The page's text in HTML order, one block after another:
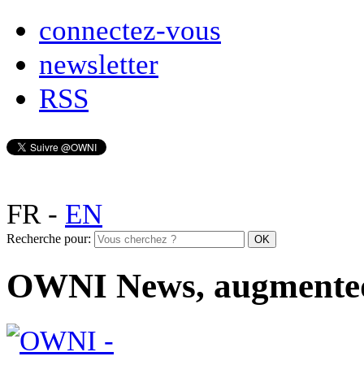
connectez-vous
newsletter
RSS
FR- EN
Recherche pour:
OWNI News,